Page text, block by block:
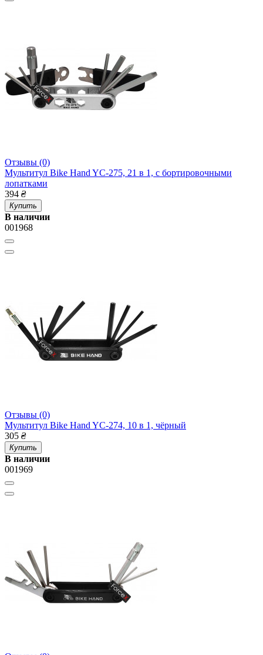
Отзывы (0)
Мультитул Bike Hand YC-275, 21 в 1, с бортировочными
лопатками
394 ₴
Купить
В наличии
001968
Отзывы (0)
Мультитул Bike Hand YC-274, 10 в 1, чёрный
305 ₴
Купить
В наличии
001969